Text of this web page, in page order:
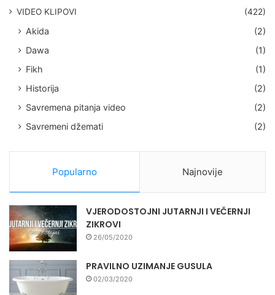
VIDEO KLIPOVI
(422)
Akida
(2)
Dawa
(1)
Fikh
(1)
Historija
(2)
Savremena pitanja video
(2)
Savremeni džemati
(2)
Popularno Najnovije
VJERODOSTOJNI JUTARNJI I VEČERNJI
ZIKROVI
26/05/2020
PRAVILNO UZIMANJE GUSULA
02/03/2020